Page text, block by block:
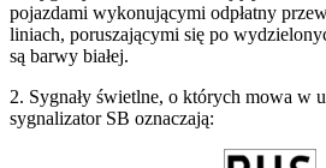
pojazdami wykonującymi odpłatny
liniach, poruszającymi się po
są barwy białej.
2. Sygnały świetlne, o których mowa w
sygnalizator SB oznaczają: